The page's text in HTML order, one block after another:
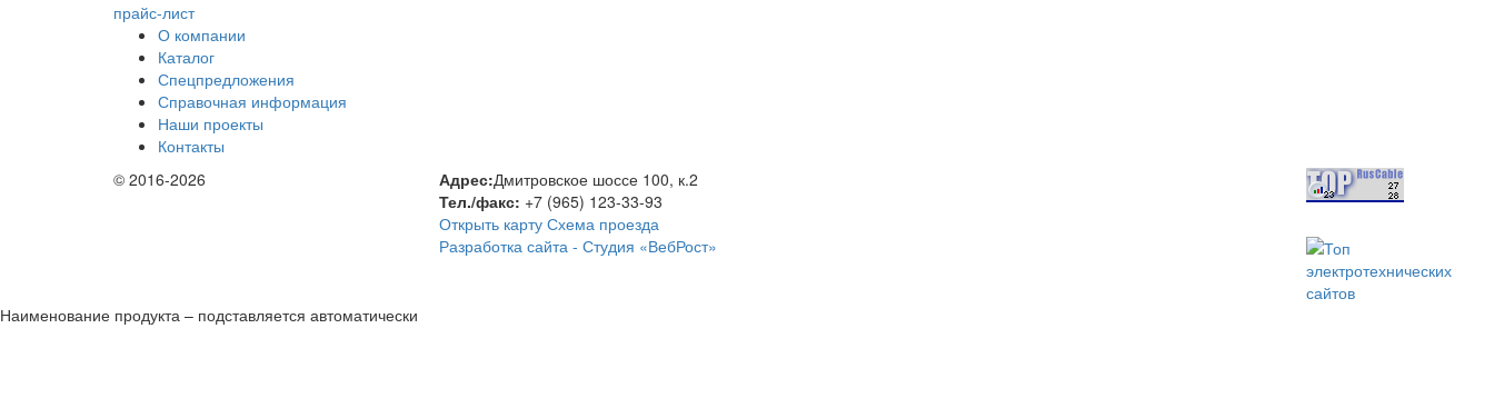
прайс-лист
О компании
Каталог
Спецпредложения
Справочная информация
Наши проекты
Контакты
© 2016-2026
Адрес:Дмитровское шоссе 100, к.2
Тел./факс: +7 (965) 123-33-93
Открыть карту Схема проезда
Разработка сайта - Студия «ВебРост»
Наименование продукта – подставляется автоматически